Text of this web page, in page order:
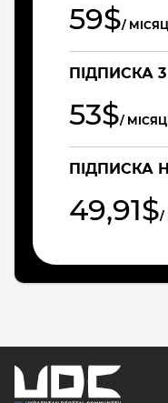
59$/
ПІДПИСКА 3
53$/
ПІДПИСКА
49,91$/